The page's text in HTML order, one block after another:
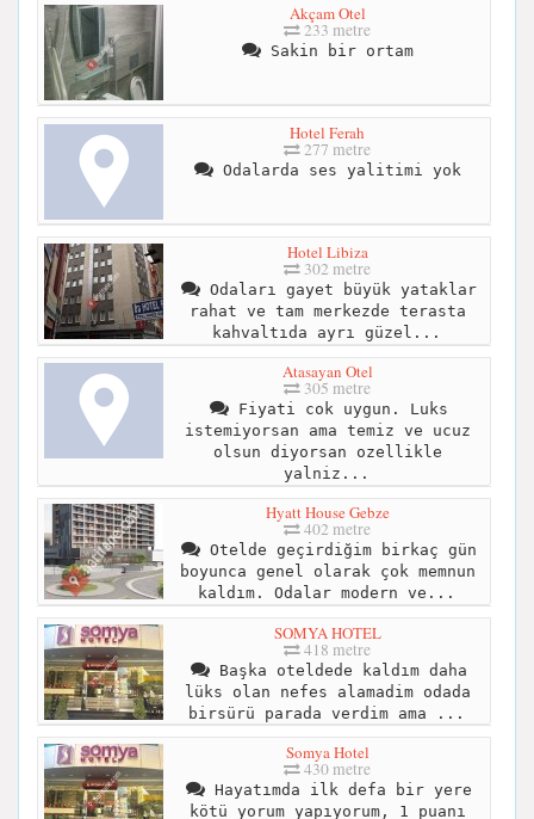
Akçam Otel
233 metre
Sakin bir ortam
Hotel Ferah
277 metre
Odalarda ses yalitimi yok
Hotel Libiza
302 metre
Odaları gayet büyük yataklar
rahat ve tam merkezde terasta
kahvaltıda ayrı güzel...
Atasayan Otel
305 metre
Fiyati cok uygun. Luks
istemiyorsan ama temiz ve ucuz
olsun diyorsan ozellikle
yalniz...
Hyatt House Gebze
402 metre
Otelde geçirdiğim birkaç gün
boyunca genel olarak çok memnun
kaldım. Odalar modern ve...
SOMYA HOTEL
418 metre
Başka oteldede kaldım daha
lüks olan nefes alamadim odada
birsürü parada verdim ama ...
Somya Hotel
430 metre
Hayatımda ilk defa bir yere
kötü yorum yapıyorum, 1 puanı